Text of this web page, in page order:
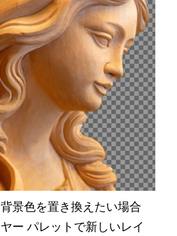
景色を置き換えたい場合
ー パレットで新しいレイ